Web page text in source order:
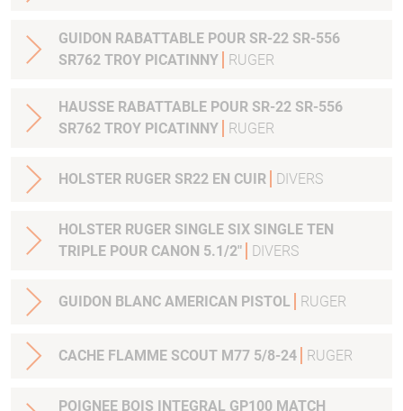
GUIDON RABATTABLE POUR SR-22 SR-556
SR762 TROY PICATINNY
RUGER
HAUSSE RABATTABLE POUR SR-22 SR-556
SR762 TROY PICATINNY
RUGER
HOLSTER RUGER SR22 EN CUIR DIVERS
HOLSTER RUGER SINGLE SIX SINGLE TEN
TRIPLE POUR CANON 5.1/2"
DIVERS
GUIDON BLANC AMERICAN PISTOL RUGER
CACHE FLAMME SCOUT M77 5/8-24 RUGER
POIGNEE BOIS INTEGRAL GP100 MATCH